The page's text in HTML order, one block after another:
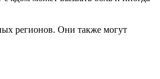
регионов. Они также могут